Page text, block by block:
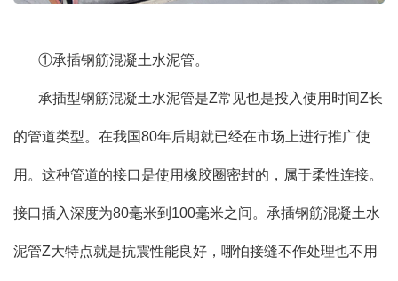
①承插钢筋混凝土水泥管。
承插型钢筋混凝土水泥管是Z常见也是投入使用时间Z长
的管道类型。在我国80年后期就已经在市场上进行推广使
用。这种管道的接口是使用橡胶圈密封的，属于柔性连接。
接口插入深度为80毫米到100毫米之间。承插钢筋混凝土水
泥管Z大特点就是抗震性能良好，哪怕接缝不作处理也不用